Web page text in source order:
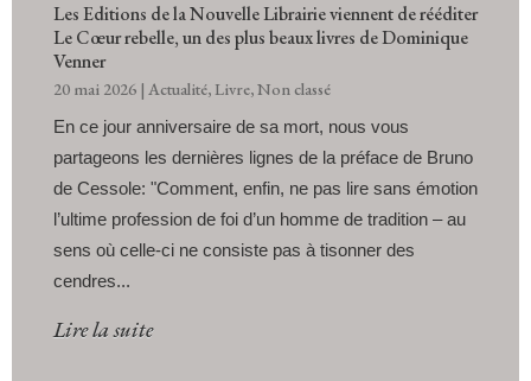
Les Editions de la Nouvelle Librairie viennent de rééditer
Le Cœur rebelle, un des plus beaux livres de Dominique
Venner
20 mai 2026 | Actualité,Livre,Non classé
En ce jour anniversaire de sa mort, nous vous
partageons les dernières lignes de la préface de Bruno
de Cessole: "Comment, enfin, ne pas lire sans émotion
l’ultime profession de foi d’un homme de tradition – au
sens où celle-ci ne consiste pas à tisonner des
cendres...
Lire la suite